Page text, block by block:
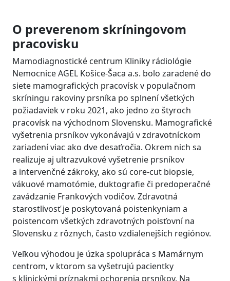
O preverenom skríningovom
pracovisku
Mamodiagnostické centrum Kliniky rádiológie
Nemocnice AGEL Košice-Šaca a.s. bolo zaradené do
siete mamografických pracovísk v populačnom
skríningu rakoviny prsníka po splnení všetkých
požiadaviek v roku 2021, ako jedno zo štyroch
pracovísk na východnom Slovensku. Mamografické
vyšetrenia prsníkov vykonávajú v zdravotníckom
zariadení viac ako dve desaťročia. Okrem nich sa
realizuje aj ultrazvukové vyšetrenie prsníkov
a intervenčné zákroky, ako sú core-cut biopsie,
vákuové mamotómie, duktografie či predoperačné
zavádzanie Frankových vodičov. Zdravotná
starostlivosť je poskytovaná poistenkyniam a
poistencom všetkých zdravotných poisťovní na
Slovensku z rôznych, často vzdialenejších regiónov.
Veľkou výhodou je úzka spolupráca s Mamárnym
centrom, v ktorom sa vyšetrujú pacientky
s klinickými príznakmi ochorenia prsníkov. Na